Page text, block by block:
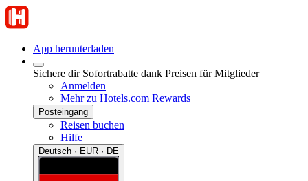
App herunterladen
Sichere dir Sofortrabatte dank Preisen für Mitglieder
Anmelden
Mehr zu Hotels.com Rewards
Posteingang
Reisen buchen
Hilfe
Deutsch · EUR · DE